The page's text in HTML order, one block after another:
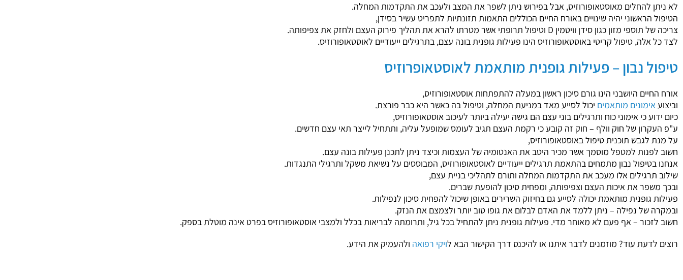
לא ניתן להחלים מאוסטאופורוזיס, אבל בפירוש ניתן לשפר את המצב ולעכב את התקדמות המחלה.
הטיפול הראשוני יהיה שינויים באורח החיים הכוללים התאמות תזונתיות לתפריט עשיר בסידן,
צריכה של תוספי מזון כגון סידן וויטמין D וטיפול תרופתי אשר מטרתו להרא את תהליך פירוק העצם ולחזק את צפיפותה.
לצד כל אלה, טיפול קריטי באוסטאופורוזיס הינו פעילות גופנית בונה עצם, בתרגילים ייעודיים לאוסטאופורוזיס.
טיפול נבון– פעילות גופנית מותאמת לאוסטאופרוזיס
אורח החיים היושבני הינו גורם סיכון ראשון במעלה להתפתחות אוסטאופורוזיס,
וביצועאימונים מותאמים יכול לסייע מאד במניעת המחלה, וטיפול בה כאשר היא כבר פורצת.
כיום ידוע כי אימוני כוח ותרגילים בוני עצם הם גישה יעילה ביותר לעיכוב אוסטאופורוזיס,
ע"פ העקרון של חוק וולף – חוק זה קובע כי רקמת העצם תגיב לעומס שמופעל עליה, ותתחיל לייצר תאי עצם חדשים.
על מנת לגבש תוכנית טיפול באוסטאופורוזיס,
חשוב לפנות למטפל מוסמך אשר מכיר היטב את האנטומיה של העצמות וכיצד ניתן לתכנן פעילות בונה עצם.
אנחנו בטיפול נבון מתמחים בהתאמת תרגילים ייעודיים לאוסטאופורוזיס, המבוססים על נשיאת משקל ותרגילי התנגדות.
שילוב תרגילים אלו מעכב את התקדמות המחלה ותורם לתהליכי בניית עצם,
ובכך משפר את איכות העצם וצפיפותה, ומפחית סיכון להופעת שברים.
פעילות גופנית מותאמת יכולה לסייע גם בחיזוק השרירים באופן שיכול להפחית סיכון לנפילות.
ובמקרה של נפילה – ניתן ללמד את האדם לבלום את גופו טוב יותר ולצמצם את הנזק.
חשוב לזכור – אף פעם לא מאוחר מדי. פעילות גופנית ניתן להתחיל בכל גיל, ותרומתה לבריאות בכלל ולמצבי אוסטאופורוזיס בפרט אינה מוטלת בספק.
רוצים לדעת עוד? מוזמנים לדבר איתנו או להיכנס דרך הקישור הבא לויקי רפואה ולהעמיק את הידע.